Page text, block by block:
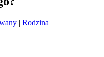
| Rodzina